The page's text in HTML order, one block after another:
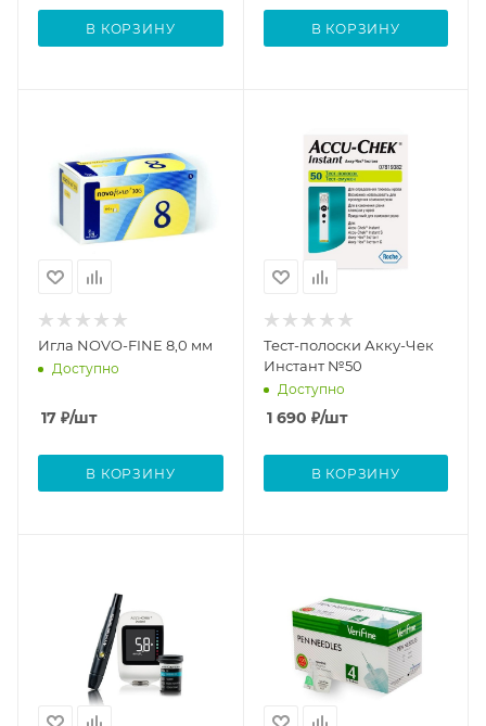
В КОРЗИНУ В КОРЗИНУ
Игла NOVO-FINE 8,0 мм
Доступно
17 ₽/шт
В КОРЗИНУ
Тест-полоски Акку-Чек
Инстант №50
Доступно
1 690 ₽/шт
В КОРЗИНУ